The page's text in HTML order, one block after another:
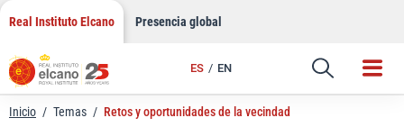
Saltar
contenido
Real Instituto Elcano Presencia global
ES EN
Inicio / Temas / Retos y oportunidades de la vecindad